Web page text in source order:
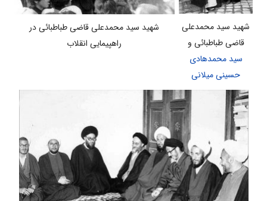
شهید سید محمدعلی
قاضی طباطبائی و
سید محمدهادی
حسینی میلانی
شهید سید محمدعلی قاضی طباطبائی در
راهپیمایی انقلاب